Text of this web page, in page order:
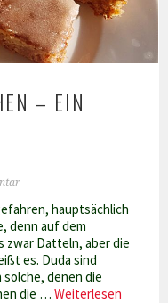
– EIN
hauptsächlich
denn auf dem
zwar Datteln, aber die
es. Duda sind
solche, denen die
die …Weiterlesen